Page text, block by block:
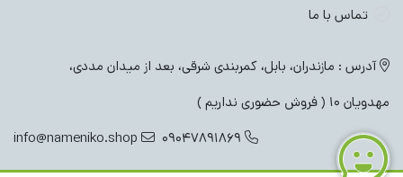
تماس با ما
آدرس : مازندران، بابل، کمربندی شرقی، بعد از میدان مددی،
مهدویان 10 ( فروش حضوری نداریم )
09047891869
info@nameniko.shop